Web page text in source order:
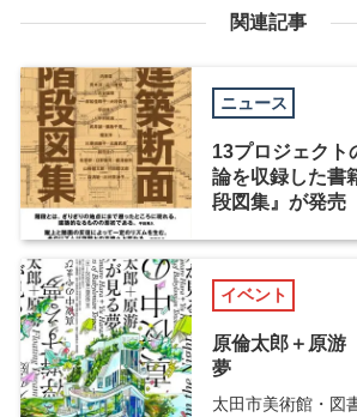
関連記事
ニュース
13プロジェクト
論を収録した書
段図集』が発売
イベント
原倫太郎＋原
夢
太田市美術館・図